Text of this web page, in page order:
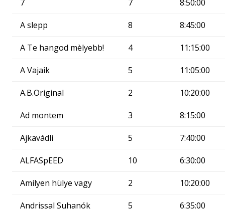
7 7 8:50:00
A slepp 8 8:45:00
A Te hangod mèlyebb! 4 11:15:00
A Vajaik 5 11:05:00
A.B.Original 2 10:20:00
Ad montem 3 8:15:00
Ajkavádli 5 7:40:00
ALFASpEED 10 6:30:00
Amilyen hülye vagy 2 10:20:00
Andrissal Suhanók 5 6:35:00